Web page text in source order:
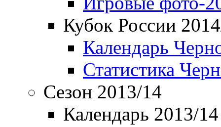
Кубок России
Календарь
Статистика
Сезон 2013/14
Календарь 2013/14